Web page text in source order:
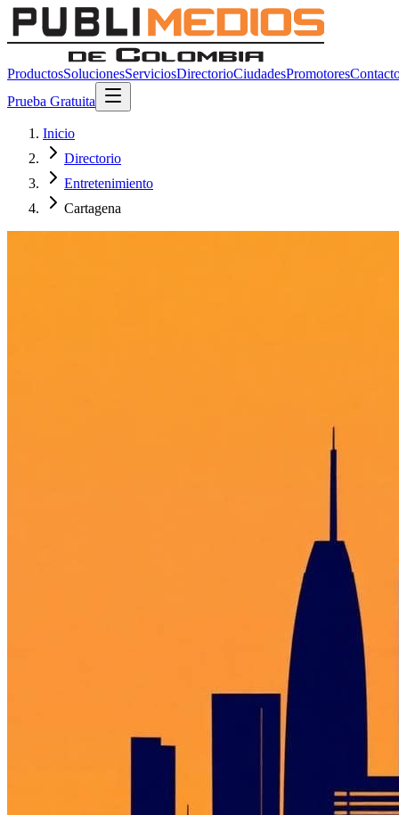
ProductosSolucionesServiciosDirectorioCiudadesPromotores
Prueba Gratuita
Inicio
Directorio
Entretenimiento
Cartagena